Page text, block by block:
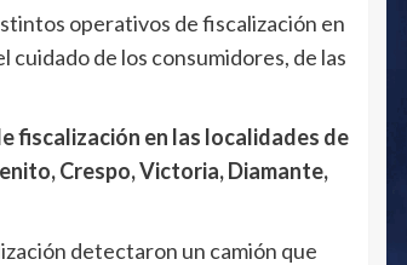
operativos de fiscalización en
cuidado de los consumidores, de las
fiscalización en las localidades de
Crespo, Victoria, Diamante,
detectaron un camión que